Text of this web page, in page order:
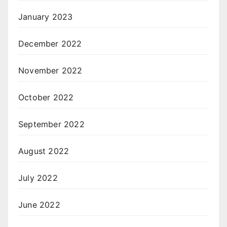
January 2023
December 2022
November 2022
October 2022
September 2022
August 2022
July 2022
June 2022